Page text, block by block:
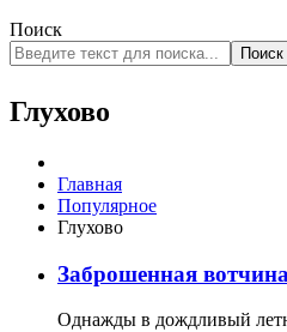
Поиск
Поиск
Глухово
Главная
Популярное
Глухово
Заброшенная
Однажды в дождливый